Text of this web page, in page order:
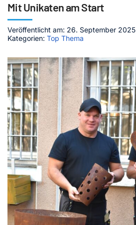
Mediathek
Jetzt abonnieren
Kontakt
Mit Unikaten am Start
Veröffentlicht am: 26. September 2025
Kategorien: Top Thema